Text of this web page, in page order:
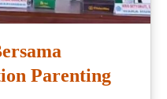
Parenting